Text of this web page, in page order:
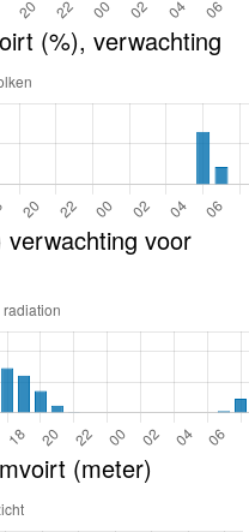
(%), verwachting
voor
(meter)